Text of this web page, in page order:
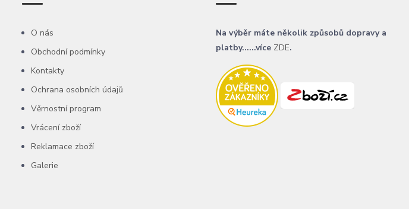
O nás
Obchodní podmínky
Kontakty
Ochrana osobních údajů
Věrnostní program
Vrácení zboží
Reklamace zboží
Galerie
Na výběr máte několik způsobů dopravy a
platby......více ZDE.